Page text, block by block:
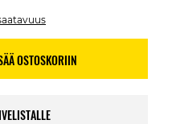
OSTOSKORIIN